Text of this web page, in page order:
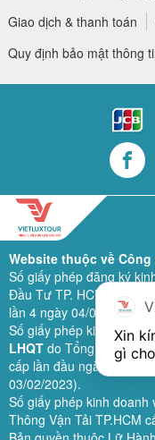
Giao dịch & thanh toán
Quy định bảo mật thông
Website thuộc về
Số giấy phép đăng ký
Đầu Tư TP. HCM cấp lần
lần 4 ngày 04/06/2024).
Số giấy phép kinh
LHQTdo Tổng Cục Du
cấp lần đầu ngày 26/09/
03/02/2023).
Số giấy phép kinh
Thông Vận Tải TP.HCM
Xin
gì